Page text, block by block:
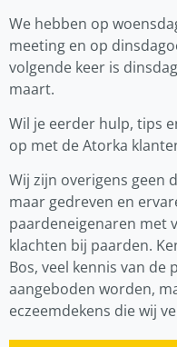
We hebben op
meeting en op
volgende keer is
maart.
Wil je eerder hulp, tips
op met de Atorka
Wij zijn overigens geen
maar gedreven en
paardeneigenaren met
klachten bij paarden.
Bos, veel kennis van
aangeboden worden,
eczeemdekens die wij